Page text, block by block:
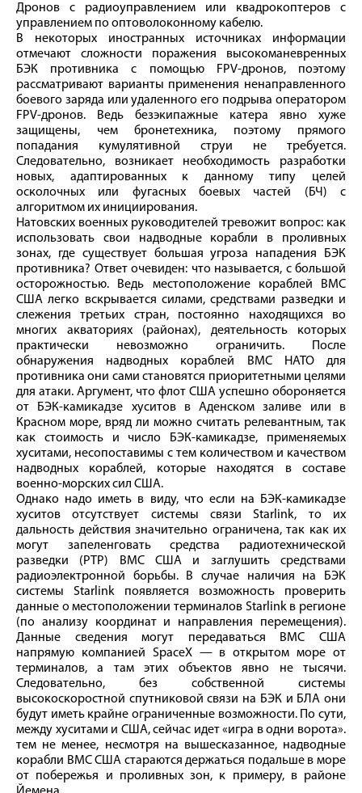
Дронов с радиоуправлением или квадрокоптеров с
управлением по оптоволоконному кабелю.
В некоторых иностранных источниках информации
отмечают сложности поражения высокоманевренных
БЭК противника с помощью FPV-дронов, поэтому
рассматривают варианты применения ненаправленного
боевого заряда или удаленного его подрыва оператором
FPV-дронов. Ведь безэкипажные катера явно хуже
защищены, чем бронетехника, поэтому прямого
попадания кумулятивной струи не требуется.
Следовательно, возникает необходимость разработки
новых, адаптированных к данному типу целей
осколочных или фугасных боевых частей (БЧ) с
алгоритмом их инициирования.
Натовских военных руководителей тревожит вопрос: как
использовать свои надводные корабли в проливных
зонах, где существует большая угроза нападения БЭК
противника? Ответ очевиден: что называется, с большой
осторожностью. Ведь местоположение кораблей ВМС
США легко вскрывается силами, средствами разведки и
слежения третьих стран, постоянно находящихся во
многих акваториях (районах), деятельность которых
практически невозможно ограничить. После
обнаружения надводных кораблей ВМС НАТО для
противника они сами становятся приоритетными целями
для атаки. Аргумент, что флот США успешно обороняется
от БЭК-камикадзе хуситов в Аденском заливе или в
Красном море, вряд ли можно считать релевантным, так
как стоимость и число БЭК-камикадзе, применяемых
хуситами, несопоставимы с тем количеством и качеством
надводных кораблей, которые находятся в составе
военно-морских сил США.
Однако надо иметь в виду, что если на БЭК-камикадзе
хуситов отсутствует системы связи Starlink, то их
дальность действия значительно ограничена, так как их
могут запеленговать средства радиотехнической
разведки (РТР) ВМС США и заглушить средствами
радиоэлектронной борьбы. В случае наличия на БЭК
системы Starlink появляется возможность проверить
данные о местоположении терминалов Starlink в регионе
(по анализу координат и направления перемещения).
Данные сведения могут передаваться ВМС США
напрямую компанией SpaceX — в открытом море от
терминалов, а там этих объектов явно не тысячи.
Следовательно, без собственной системы
высокоскоростной спутниковой связи на БЭК и БЛА они
будут иметь крайне ограниченные возможности. По сути,
между хуситами и США, сейчас идет «игра в одни ворота».
тем не менее, несмотря на вышесказанное, надводные
корабли ВМС США стараются держаться подальше в море
от побережья и проливных зон, к примеру, в районе